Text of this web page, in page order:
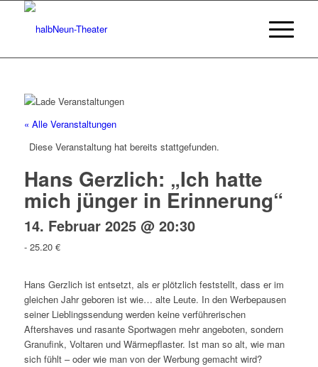
« Alle Veranstaltungen
Diese Veranstaltung hat bereits stattgefunden.
Hans Gerzlich: „Ich hatte
mich jünger in Erinnerung“
14. Februar 2025 @ 20:30
- 25.20 €
Hans Gerzlich ist entsetzt, als er plötzlich feststellt, dass er im
gleichen Jahr ge­boren ist wie… alte Leute. In den Werbepausen
seiner Lieblingssendung werden keine verführerischen
Aftershaves und rasante Sportwagen mehr angeboten, sondern
Granufink, Voltaren und Wärmepflaster. Ist man so alt, wie man
sich fühlt – oder wie man von der Werbung gemacht wird?